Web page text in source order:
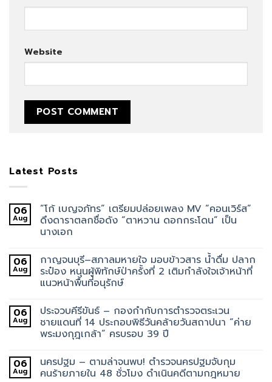
Website
Latest Posts
06
Aug
“โก้ เบญจภัทร” เตรียมปล่อยเพลง MV “คอนเวิร์ส”
ดึงดาราตลกชื่อดัง “ตาหวาน ดอกกระโดน” เป็น
นางเอก
06
Aug
กาญจนบุรี–สภาลมหายใจ มอบข้าวสาร น้ำดื่ม ปลาก
ระป๋อง หนุนผู้พิทักษ์ป่าครั้งที่ 2 เติมกำลังใจเจ้าหน้าที่
แนวหน้าพื้นที่อนุรักษ์
06
Aug
ประจวบคีรีขันธ์ – กองกำกับการตำรวจตระเวน
ชายแดนที่ 14 ประกอบพิธีวันคล้ายวันสถาปนา “ค่าย
พระมงกุฎเกล้า” ครบรอบ 39 ปี
06
Aug
นครปฐม – ตามล่าจนพบ! ตำรวจนครปฐมจับกุม
คนร้ายภายใน 48 ชั่วโมง ดำเนินคดีตามกฎหมาย